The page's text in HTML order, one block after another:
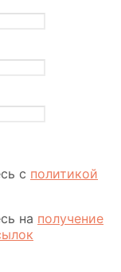
с политикой
на получение